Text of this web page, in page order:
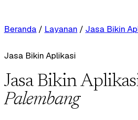
Beranda / Layanan / Jasa Bikin
Jasa Bikin Aplikasi
Jasa Bikin
Palembang